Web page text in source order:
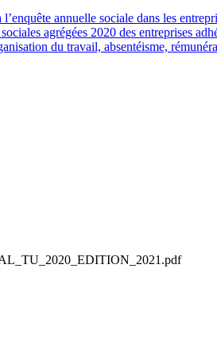
annuelle sociale dans les
agrégées 2020 des entreprises
du travail, absentéisme,